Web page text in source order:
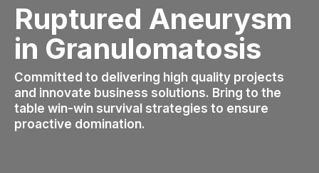
Ruptured Aneurysm
in Granulomatosis
Committed to delivering high quality projects
and innovate business solutions. Bring to the
table win-win survival strategies to ensure
proactive domination.